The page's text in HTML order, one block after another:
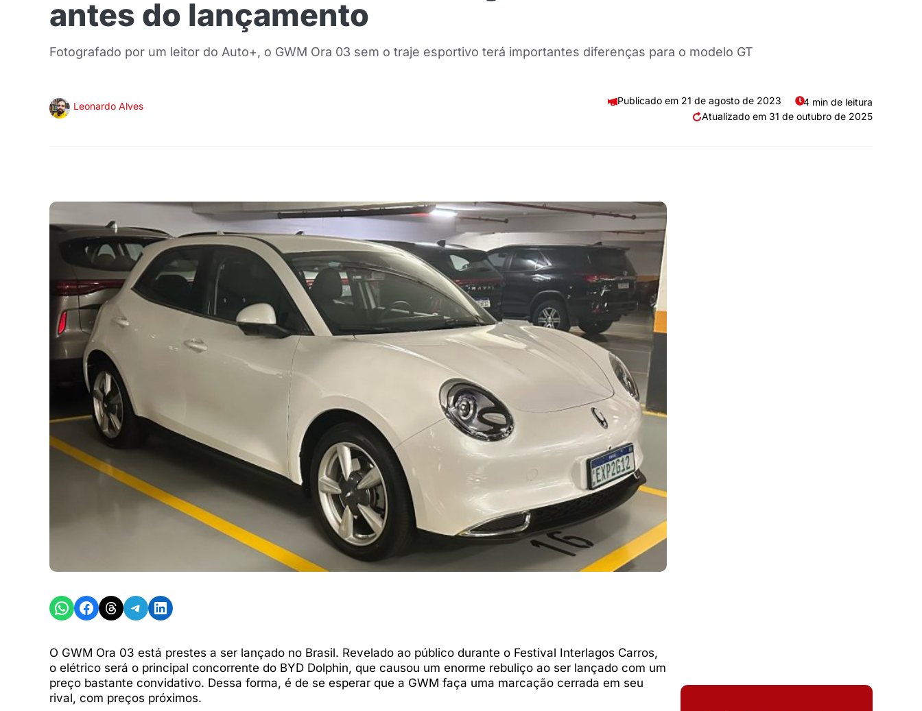
antes do lançamento
Fotografado por um leitor do Auto+, o GWM Ora 03 sem o traje esportivo terá importantes diferenças para o modelo GT
Leonardo Alves 21 de agosto de 2023
4 min de leitura
31 de outubro de 2025
Share on WhatsApp
Share on Facebook
Share on Threads
Share on Telegram
Share on LinkedIn
O GWM Ora 03 está prestes a ser lançado no Brasil. Revelado ao público durante o Festival Interlagos Carros,
o elétrico será o principal concorrente do BYD Dolphin, que causou um enorme rebuliço ao ser lançado com um
preço bastante convidativo. Dessa forma, é de se esperar que a GWM faça uma marcação cerrada em seu
rival, com preços próximos.